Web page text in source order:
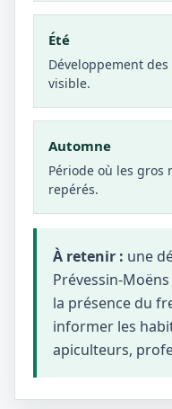
Été
Développement
visible.
Automne
Période où les gros
repérés.
À retenir : une
Prévessin-
la présence du
informer les
apiculteurs,